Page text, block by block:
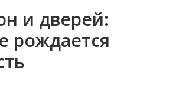
и дверей:
рождается